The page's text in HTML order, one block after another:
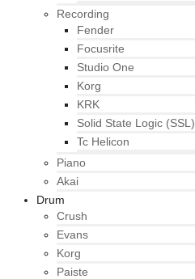
Recording
Fender
Focusrite
Studio One
Korg
KRK
Solid State Logic (SSL)
Tc Helicon
Piano
Akai
Drum
Crush
Evans
Korg
Paiste